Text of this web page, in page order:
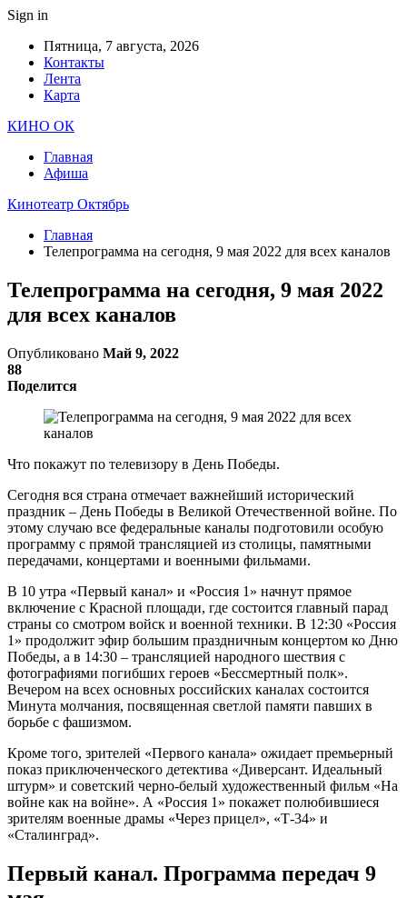
Sign in
Пятница, 7 августа, 2026
Контакты
Лента
Карта
КИНО ОК
Главная
Афиша
Кинотеатр Октябрь
Главная
Телепрограмма на сегодня, 9 мая 2022 для всех каналов
Телепрограмма на сегодня, 9 мая 2022
для всех каналов
Опубликовано Май 9, 2022
88
Поделится
Что покажут по телевизору в День Победы.
Сегодня вся страна отмечает важнейший исторический
праздник – День Победы в Великой Отечественной войне. По
этому случаю все федеральные каналы подготовили особую
программу с прямой трансляцией из столицы, памятными
передачами, концертами и военными фильмами.
В 10 утра «Первый канал» и «Россия 1» начнут прямое
включение с Красной площади, где состоится главный парад
страны со смотром войск и военной техники. В 12:30 «Россия
1» продолжит эфир большим праздничным концертом ко Дню
Победы, а в 14:30 – трансляцией народного шествия с
фотографиями погибших героев «Бессмертный полк».
Вечером на всех основных российских каналах состоится
Минута молчания, посвященная светлой памяти павших в
борьбе с фашизмом.
Кроме того, зрителей «Первого канала» ожидает премьерный
показ приключенческого детектива «Диверсант. Идеальный
штурм» и советский черно-белый художественный фильм «На
войне как на войне». А «Россия 1» покажет полюбившиеся
зрителям военные драмы «Через прицел», «Т-34» и
«Сталинград».
Первый канал. Программа передач 9